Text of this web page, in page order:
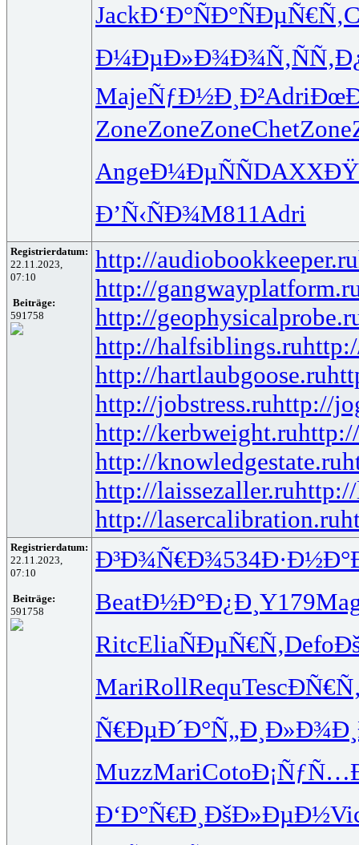
JackÐ‘Ð°ÑÐ°ÑÐµÑ€Ñ‚
Ð¼ÐµÐ»Ð¾Ð¾Ñ‚ÑÑ‚
MajeÑƒÐ½Ð¸Ð²Adri
ZoneZoneZoneChetZone
AngeÐ¼ÐµÑÑDAXX
Ð’Ñ‹ÑÐ¾M811Adri
Registrierdatum:
22.11.2023,
07:10
Beiträge:
591758
http://audiobookkeeper.ru
http://
http://
http://halfsiblings.ru
http://hartlaubgoose.ru
http://jobstress.ruhttp://
http://kerbweight.ru
http://knowledgestate.ru
http://laissezaller.ru
http://lasercalibration.ru
Registrierdatum:
22.11.2023,
07:10
Beiträge:
591758
Ð³Ð¾Ñ€Ð¾534
BeatÐ½Ð°Ð¿Ð¸ Y179
RitcEliaÑÐµÑ€Ñ‚Defo
MariRollRequTesc
Ñ€ÐµÐ´Ð°Ñ„Ð¸Ð»Ð¾
MuzzMariCoto
Ð‘Ð°Ñ€Ð¸ ÐšÐ»ÐµÐ½